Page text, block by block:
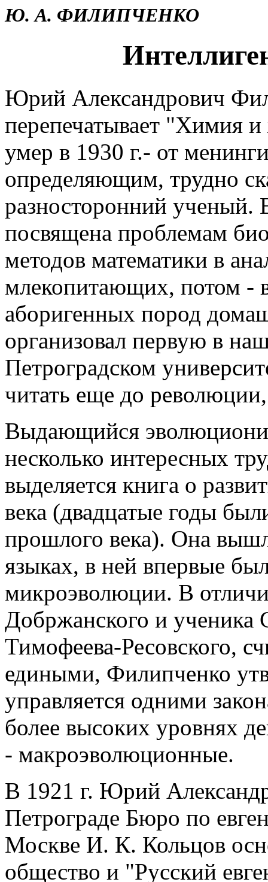
Ю. А. ФИЛИПЧЕНКО
Юрий Александрович
перепечатывает "Химия
умер в 1930 г.- от
определяющим, трудно
разносторонний ученый.
посвящена проблемам
методов математики в
млекопитающих, потом -
аборигенных пород
организовал первую в
Петроградском
читать еще до
Выдающийся
несколько интересных
выделяется книга о
века (двадцатые годы
прошлого века). Она
языках, в ней впервые
микроэволюции. В
Добржанского и
Тимофеева-Ресовского,
едиными, Филипченко
управляется одними
более высоких уровнях
- макроэволюционные.
В 1921 г. Юрий
Петрограде Бюро по
Москве И. К. Кольцов
общество и "Русский